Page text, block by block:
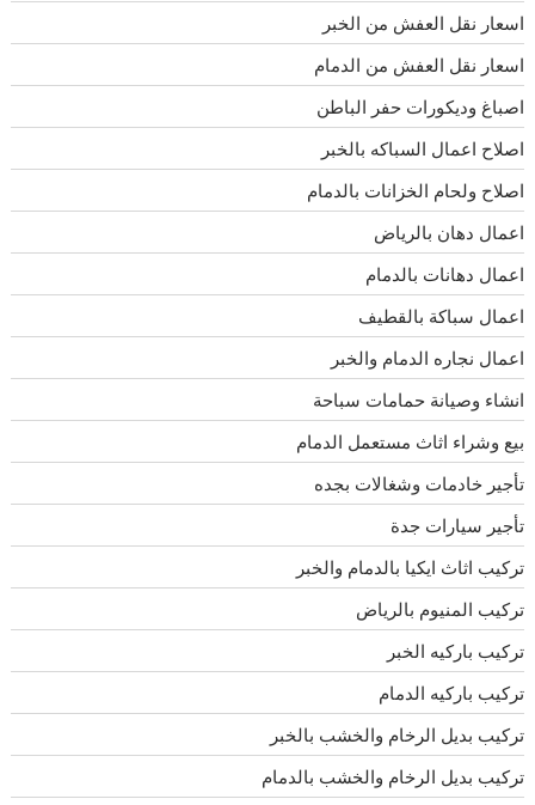
اسعار نقل العفش من الخبر
اسعار نقل العفش من الدمام
اصباغ وديكورات حفر الباطن
اصلاح اعمال السباكه بالخبر
اصلاح ولحام الخزانات بالدمام
اعمال دهان بالرياض
اعمال دهانات بالدمام
اعمال سباكة بالقطيف
اعمال نجاره الدمام والخبر
انشاء وصيانة حمامات سباحة
بيع وشراء اثاث مستعمل الدمام
تأجير خادمات وشغالات بجده
تأجير سيارات جدة
تركيب اثاث ايكيا بالدمام والخبر
تركيب المنيوم بالرياض
تركيب باركيه الخبر
تركيب باركيه الدمام
تركيب بديل الرخام والخشب بالخبر
تركيب بديل الرخام والخشب بالدمام